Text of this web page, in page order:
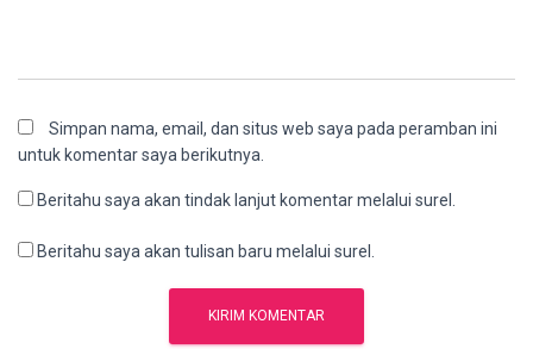
Simpan nama, email, dan situs web saya pada peramban ini
untuk komentar saya berikutnya.
Beritahu saya akan tindak lanjut komentar melalui surel.
Beritahu saya akan tulisan baru melalui surel.